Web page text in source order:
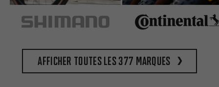
Afficher toutes les 377 marques